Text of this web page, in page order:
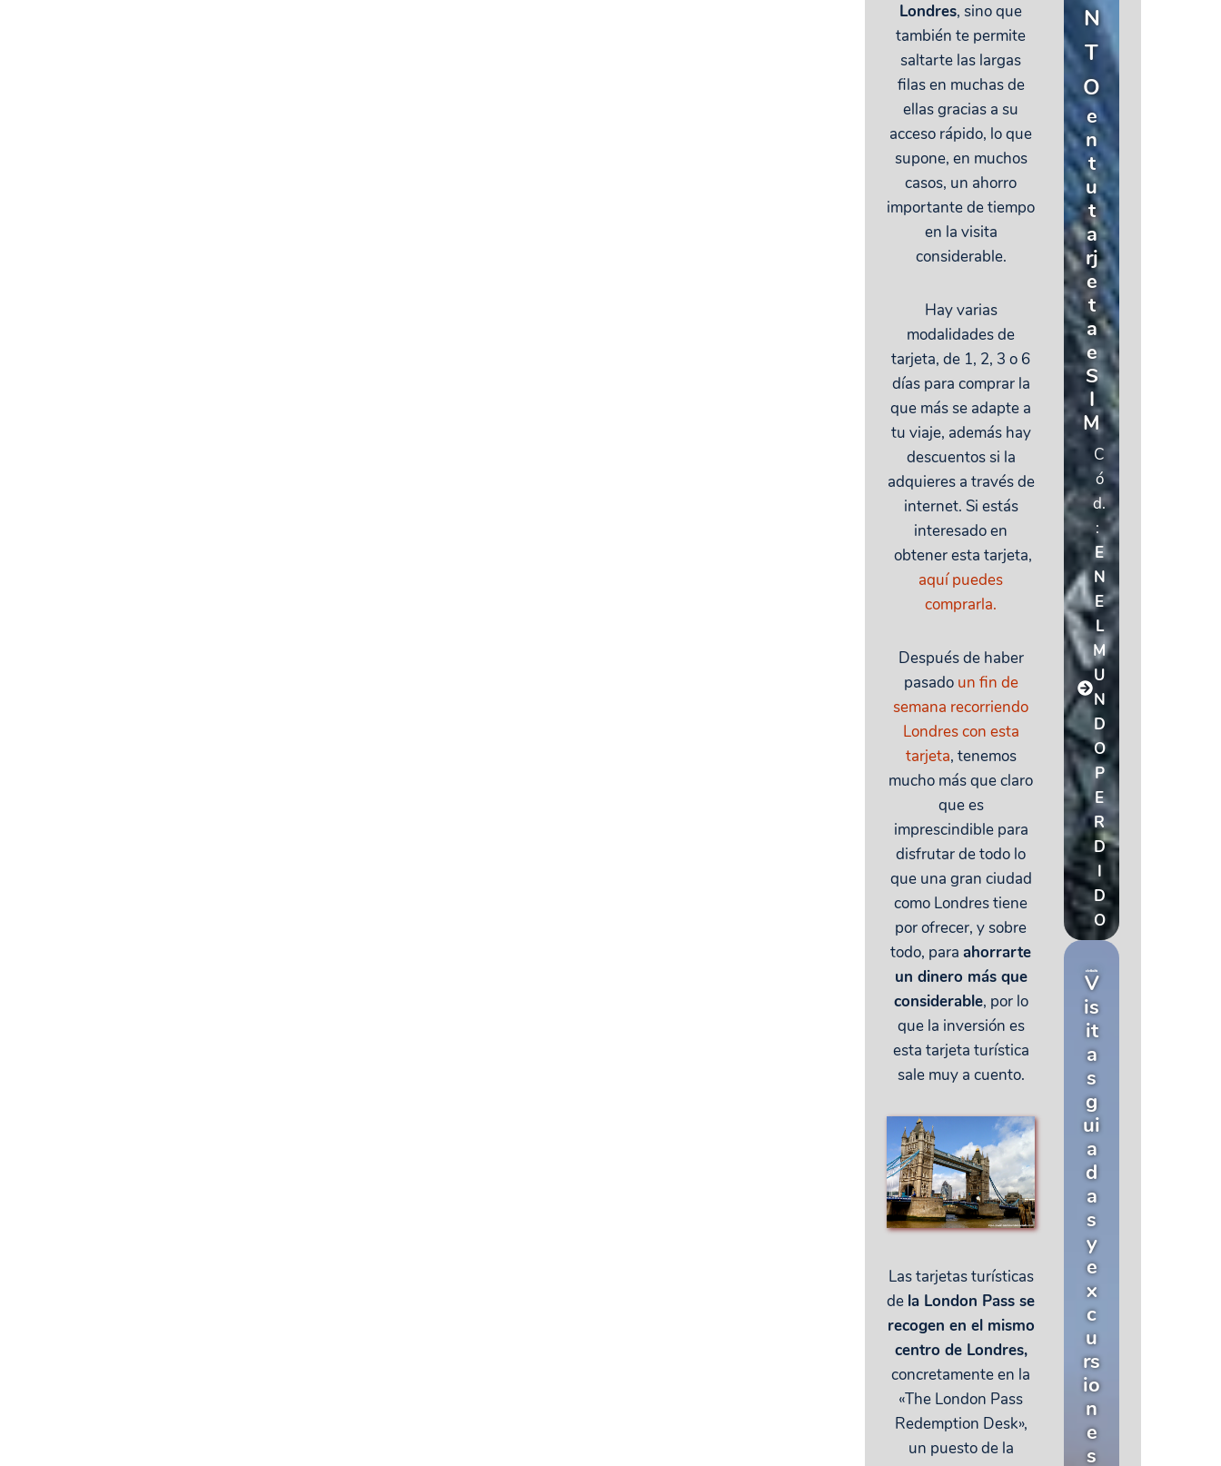
Londres, sino que
también te permite
saltarte las largas
filas en muchas de
ellas gracias a su
acceso rápido, lo que
supone, en muchos
casos, un ahorro
importante de tiempo
en la visita
considerable.
Hay varias
modalidades de
tarjeta, de 1, 2, 3 o 6
días para comprar la
que más se adapte a
tu viaje, además hay
descuentos si la
adquieres a través de
internet. Si estás
interesado en
obtener esta tarjeta,
aquí puedes
comprarla.
Después de haber
pasado un fin de
semana recorriendo
Londres con esta
tarjeta, tenemos
mucho más que claro
que es
imprescindible para
disfrutar de todo lo
que una gran ciudad
como Londres tiene
por ofrecer, y sobre
todo, paraahorrarte
un dinero más que
considerable, por lo
que la inversión es
esta tarjeta turística
sale muy a cuento.
Las tarjetas turísticas
de la London Pass se
recogen en el mismo
centro de Londres,
concretamente en la
«The London Pass
Redemption Desk»,
un puesto de la
N
T
O
e
n
t
u
t
a
rj
e
t
a
e
S
I
M
C
ó
d.
:
E
N
E
L
M
U
N
D
O
P
E
R
D
I
D
O
V
is
it
a
s
g
ui
a
d
a
s
y
e
x
c
u
rs
io
n
e
s